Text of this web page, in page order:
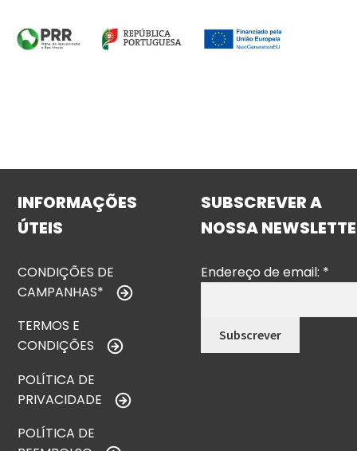
INFORMAÇÕES
ÚTEIS
CONDIÇÕES DE
CAMPANHAS*
TERMOS E
CONDIÇÕES
POLÍTICA DE
PRIVACIDADE
POLÍTICA DE
SUBSCREVER A
NOSSA
Endereço de email: *